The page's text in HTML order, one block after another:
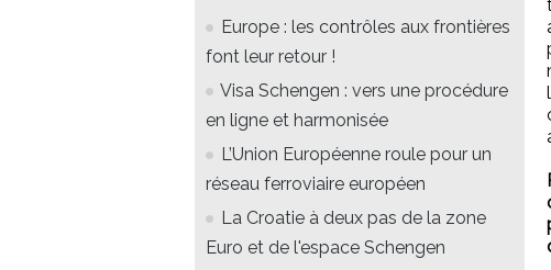
Europe : les contrôles aux frontières
font leur retour !
Visa Schengen : vers une procédure
en ligne et harmonisée
L’Union Européenne roule pour un
réseau ferroviaire européen
La Croatie à deux pas de la zone
Euro et de l'espace Schengen